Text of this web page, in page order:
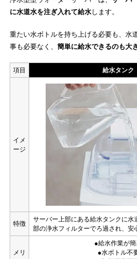
に水道水を注ぎ入れて給水します。
重たい水ボトルを持ち上げる必要も、水
事も必要なく、 簡単に給水できるのも大
項目 給水タンク
イメ
ージ
特徴
サーバー上部にある給水タンクに水
部の浄水フィルターでろ過され、安
メリ
●給水作業が
●水ボトル不